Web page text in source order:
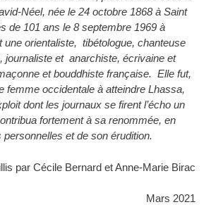
Néel, née le 24 octobre 1868 à Saint
de 101 ans le 8 septembre 1969 à
une orientaliste, tibétologue, chanteuse
journaliste et anarchiste, écrivaine et
et bouddhiste française. Elle fut,
femme occidentale à atteindre Lhassa,
dont les journaux se firent l’écho un
fortement à sa renommée, en
et de son érudition.
par Cécile Bernard et Anne-Marie Birac
Mars 2021